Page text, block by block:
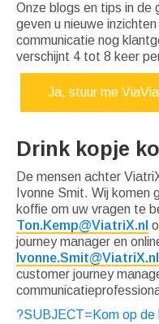
Onze blogs en tips in de
geven u nieuwe
communicatie nog
verschijnt 4 tot 8 keer
Ja, stuur me ViaVia
Drink kopje
De mensen achter
Ivonne Smit. Wij komen
koffie om uw vragen te
Ton.Kemp@ViatriX.nl
journey manager en
Ivonne.Smit@ViatriX.nl
customer journey
?SUBJECT=Kom op